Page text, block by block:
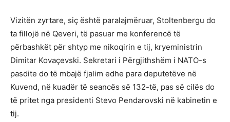
Vizitën zyrtare, siç është paralajmëruar, Stoltenbergu do
ta fillojë në Qeveri, të pasuar me konferencë të
përbashkët për shtyp me nikoqirin e tij, kryeministrin
Dimitar Kovaçevski. Sekretari i Përgjithshëm i NATO-s
pasdite do të mbajë fjalim edhe para deputetëve në
Kuvend, në kuadër të seancës së 132-të, pas së cilës do
të pritet nga presidenti Stevo Pendarovski në kabinetin e
tij.